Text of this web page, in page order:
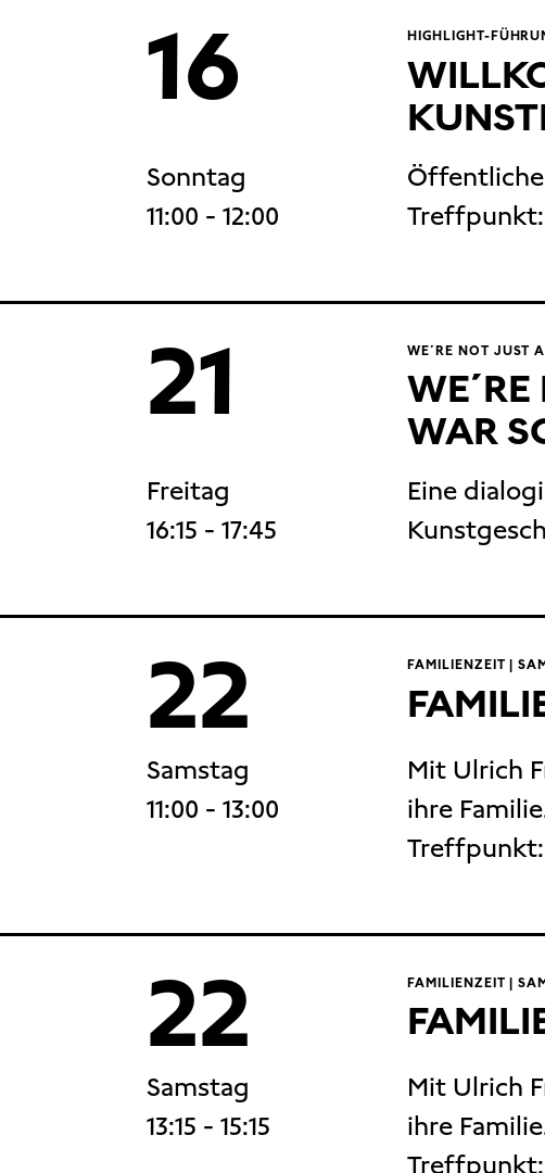
16
Sonntag
11:00 - 12:00
HIGHLIGHT-
Treffpunkt:
21
Freitag
16:15 - 17:45
WE´RE NOT JUST
WAR
Eine
22
Samstag
11:00 - 13:00
FAMILIENZEIT |
Mit Ulrich
ihre
Treffpunkt:
22
Samstag
13:15 - 15:15
FAMILIENZEIT |
Mit Ulrich
ihre
Treffpunkt: